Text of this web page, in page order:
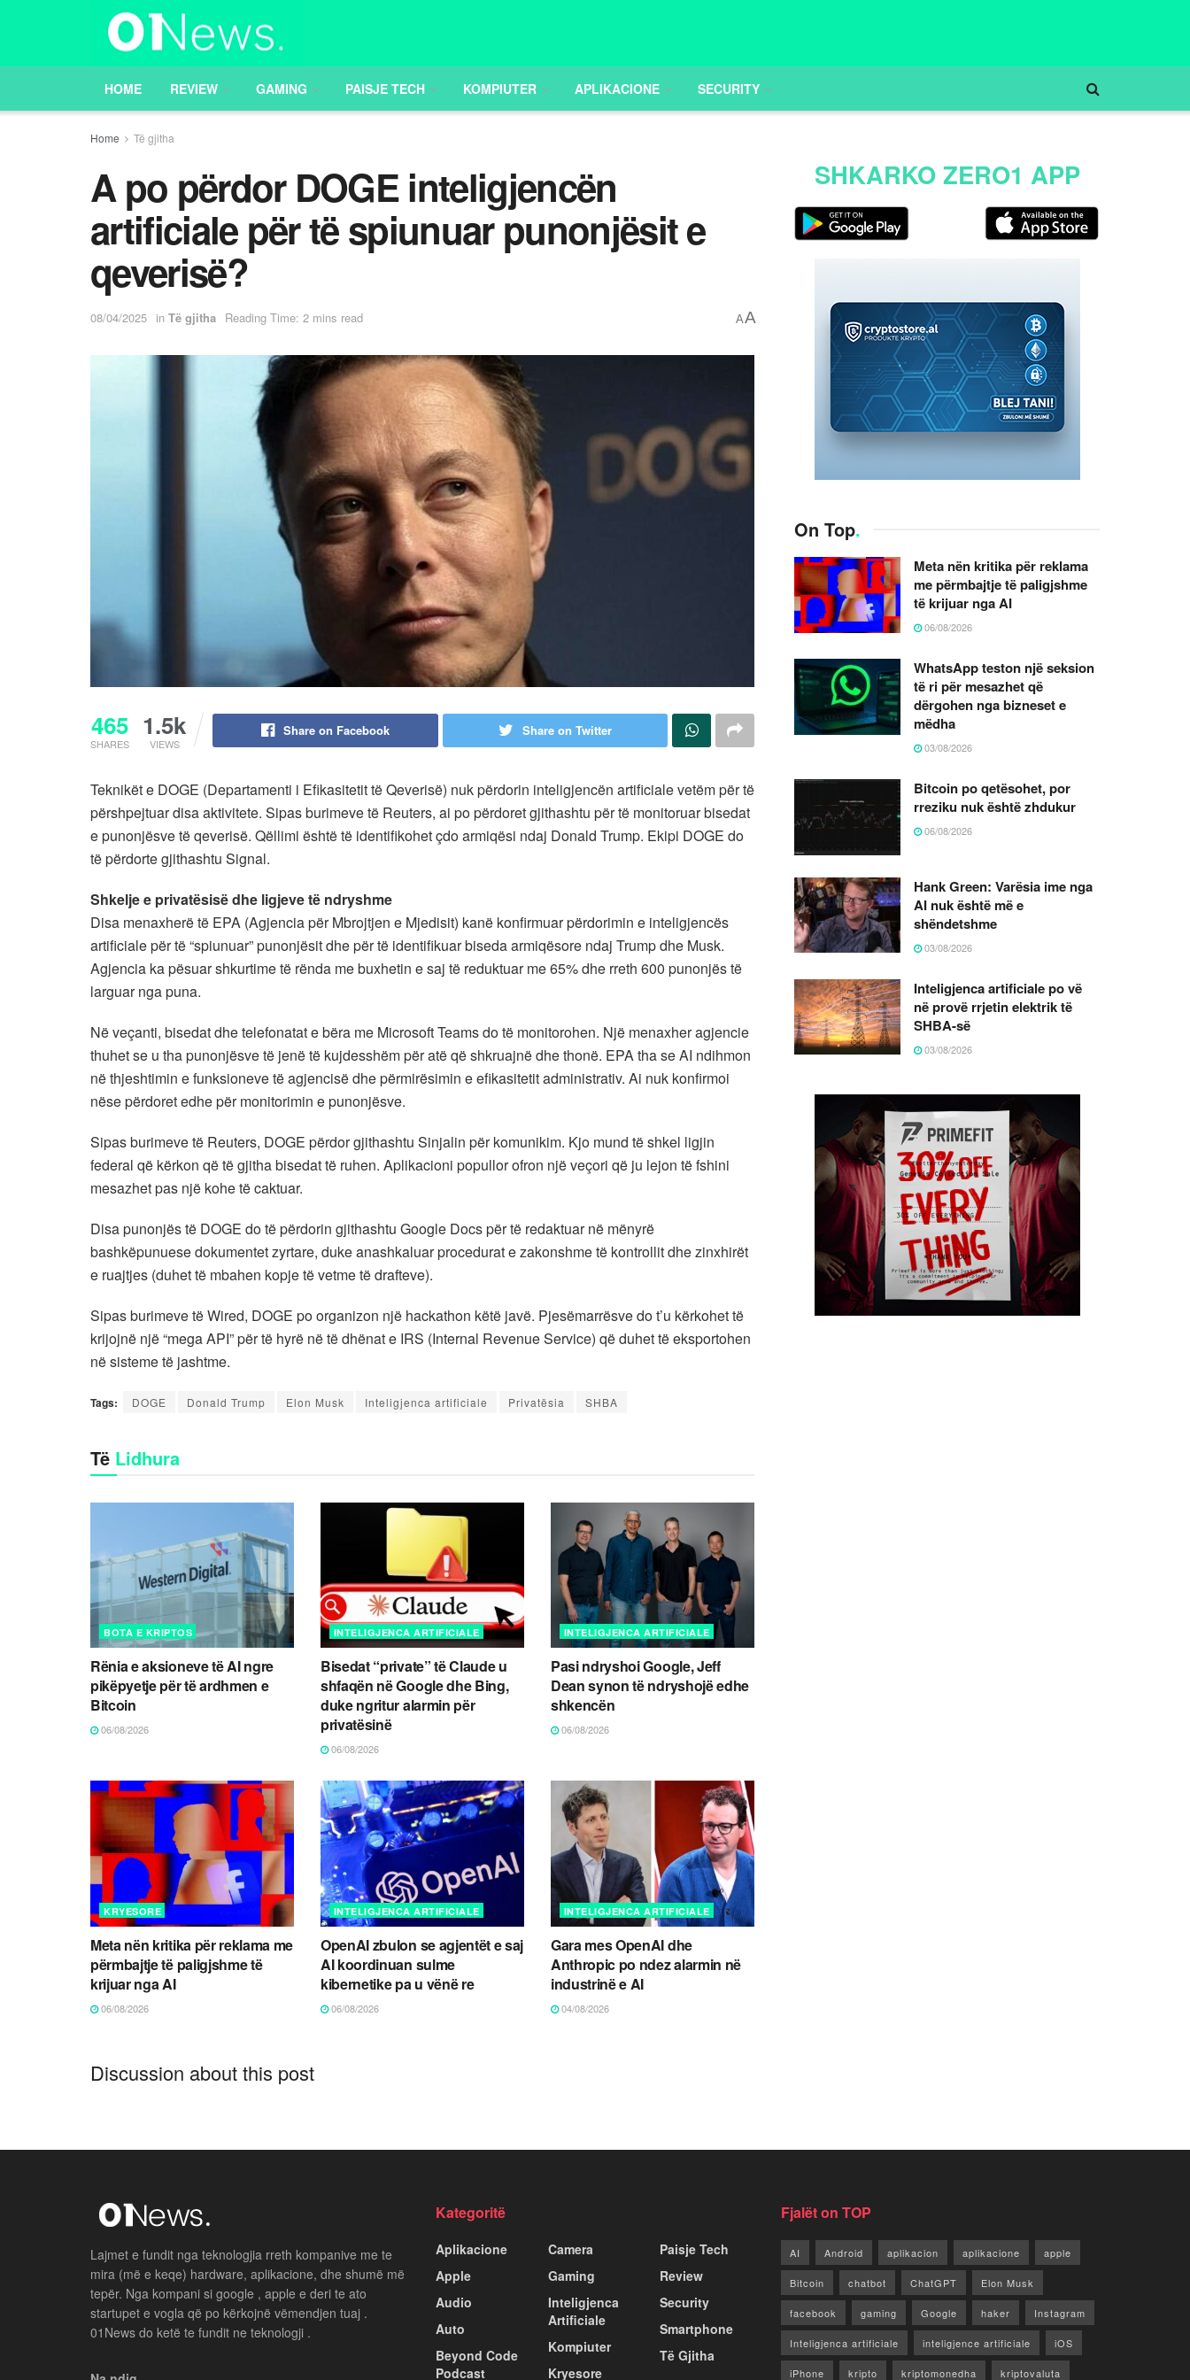
HOME REVIEW GAMING PAISJE TECH KOMPIUTER APLIKACIONE SECURITY
Home Të gjitha
A po përdor DOGE inteligjencën
artificiale për të spiunuar punonjësit e
qeverisë?
08/04/2025 in Të gjitha Reading Time: 2 mins read AA
465
SHARES
1.5k
VIEWS
Share on Facebook Share on Twitter
Teknikët e DOGE (Departamenti i Efikasitetit të Qeverisë) nuk përdorin inteligjencën artificiale vetëm për të
përshpejtuar disa aktivitete. Sipas burimeve të Reuters, ai po përdoret gjithashtu për të monitoruar bisedat
e punonjësve të qeverisë. Qëllimi është të identifikohet çdo armiqësi ndaj Donald Trump. Ekipi DOGE do
të përdorte gjithashtu Signal.
Shkelje e privatësisë dhe ligjeve të ndryshme
Disa menaxherë të EPA (Agjencia për Mbrojtjen e Mjedisit) kanë konfirmuar përdorimin e inteligjencës
artificiale për të “spiunuar” punonjësit dhe për të identifikuar biseda armiqësore ndaj Trump dhe Musk.
Agjencia ka pësuar shkurtime të rënda me buxhetin e saj të reduktuar me 65% dhe rreth 600 punonjës të
larguar nga puna.
Në veçanti, bisedat dhe telefonatat e bëra me Microsoft Teams do të monitorohen. Një menaxher agjencie
thuhet se u tha punonjësve të jenë të kujdesshëm për atë që shkruajnë dhe thonë. EPA tha se AI ndihmon
në thjeshtimin e funksioneve të agjencisë dhe përmirësimin e efikasitetit administrativ. Ai nuk konfirmoi
nëse përdoret edhe për monitorimin e punonjësve.
Sipas burimeve të Reuters, DOGE përdor gjithashtu Sinjalin për komunikim. Kjo mund të shkel ligjin
federal që kërkon që të gjitha bisedat të ruhen. Aplikacioni popullor ofron një veçori që ju lejon të fshini
mesazhet pas një kohe të caktuar.
Disa punonjës të DOGE do të përdorin gjithashtu Google Docs për të redaktuar në mënyrë
bashkëpunuese dokumentet zyrtare, duke anashkaluar procedurat e zakonshme të kontrollit dhe zinxhirët
e ruajtjes (duhet të mbahen kopje të vetme të drafteve).
Sipas burimeve të Wired, DOGE po organizon një hackathon këtë javë. Pjesëmarrësve do t’u kërkohet të
krijojnë një “mega API” për të hyrë në të dhënat e IRS (Internal Revenue Service) që duhet të eksportohen
në sisteme të jashtme.
Tags: DOGE Donald Trump Elon Musk Inteligjenca artificiale Privatësia SHBA
Të Lidhura
BOTA E KRIPTOS
Rënia e aksioneve të AI ngre
pikëpyetje për të ardhmen e
Bitcoin
06/08/2026
INTELIGJENCA ARTIFICIALE
Bisedat “private” të Claude u
shfaqën në Google dhe Bing,
duke ngritur alarmin për
privatësinë
06/08/2026
INTELIGJENCA ARTIFICIALE
Pasi ndryshoi Google, Jeff
Dean synon të ndryshojë edhe
shkencën
06/08/2026
KRYESORE
Meta nën kritika për reklama me
përmbajtje të paligjshme të
krijuar nga AI
06/08/2026
INTELIGJENCA ARTIFICIALE
OpenAI zbulon se agjentët e saj
AI koordinuan sulme
kibernetike pa u vënë re
06/08/2026
INTELIGJENCA ARTIFICIALE
Gara mes OpenAI dhe
Anthropic po ndez alarmin në
industrinë e AI
04/08/2026
Discussion about this post
SHKARKO ZERO1 APP
On Top.
Meta nën kritika për reklama
me përmbajtje të paligjshme
të krijuar nga AI
06/08/2026
WhatsApp teston një seksion
të ri për mesazhet që
dërgohen nga bizneset e
mëdha
03/08/2026
Bitcoin po qetësohet, por
rreziku nuk është zhdukur
06/08/2026
Hank Green: Varësia ime nga
AI nuk është më e
shëndetshme
03/08/2026
Inteligjenca artificiale po vë
në provë rrjetin elektrik të
SHBA-së
03/08/2026
Lajmet e fundit nga teknologjia rreth kompanive me te
mira (më e keqe) hardware, aplikacione, dhe shumë më
tepër. Nga kompani si google , apple e deri te ato
startupet e vogla që po kërkojnë vëmendjen tuaj .
01News do ketë te fundit ne teknologji .
Kategoritë
Aplikacione
Apple
Audio
Auto
Beyond Code
Podcast
Camera
Gaming
Inteligjenca
Artificiale
Kompiuter
Kryesore
Paisje Tech
Review
Security
Smartphone
Të Gjitha
Fjalët on TOP
AI Android aplikacion aplikacione apple
Bitcoin chatbot ChatGPT Elon Musk
facebook gaming Google haker Instagram
Inteligjenca artificiale inteligjence artificiale iOS
iPhone kripto kriptomonedha kriptovaluta